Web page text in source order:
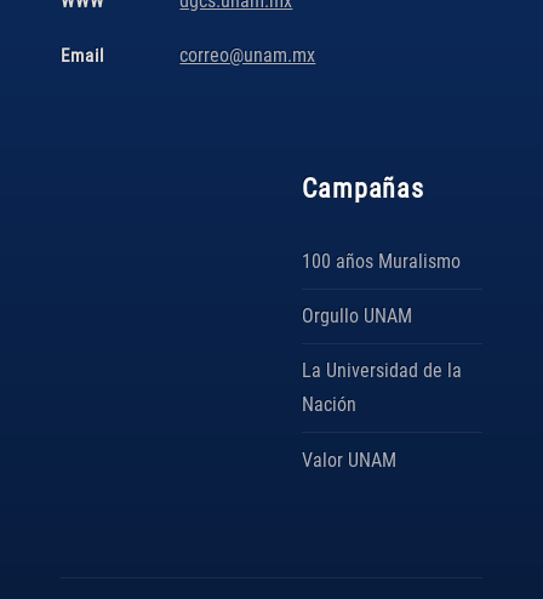
Campañas
100 años Muralismo
Orgullo UNAM
La Universidad de la
Nación
Valor UNAM
Email correo@unam.mx